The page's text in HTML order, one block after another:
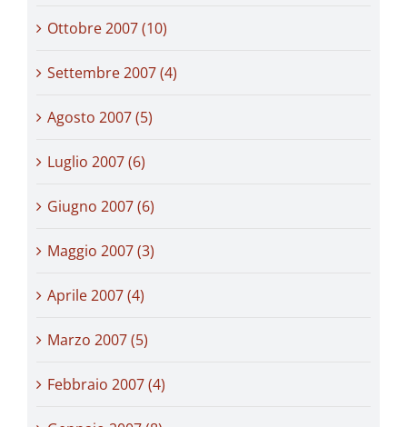
Ottobre 2007 (10)
Settembre 2007 (4)
Agosto 2007 (5)
Luglio 2007 (6)
Giugno 2007 (6)
Maggio 2007 (3)
Aprile 2007 (4)
Marzo 2007 (5)
Febbraio 2007 (4)